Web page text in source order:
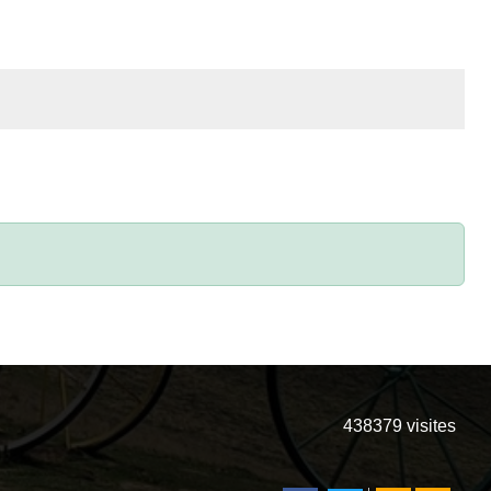
438379 visites